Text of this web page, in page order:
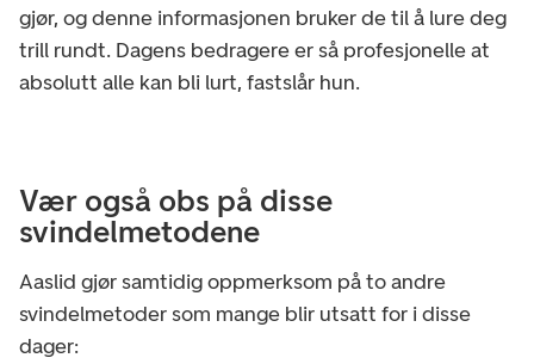
gjør, og denne informasjonen bruker de til å lure deg
trill rundt. Dagens bedragere er så profesjonelle at
absolutt alle kan bli lurt, fastslår hun.
Vær også obs på disse
svindelmetodene
Aaslid gjør samtidig oppmerksom på to andre
svindelmetoder som mange blir utsatt for i disse
dager: